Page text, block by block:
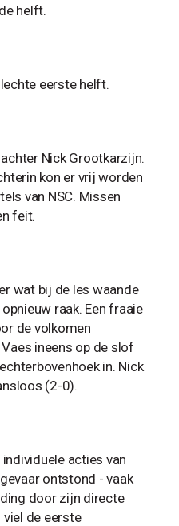
helft.
eerste helft.
Nick Grootkarzijn.
kon er vrij worden
van NSC. Missen
feit.
wat bij de les waande
raak. Een fraaie
de volkomen
ineens op de slof
in. Nick
(2-0).
acties van
ontstond - vaak
door zijn directe
de eerste